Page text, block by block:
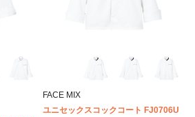
FACE MIX
ユニセックスコックコート FJ0706U